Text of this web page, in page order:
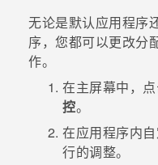
无论是默认应用程序
序，您都可以更改分
作。
在主屏幕中，
控。
在应用程序内
行的调整。